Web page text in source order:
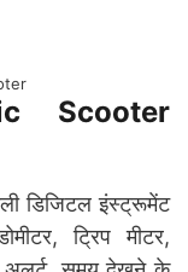
Scooter
डिजिटल इंस्ट्रूमेंट
ट्रिप मीटर,